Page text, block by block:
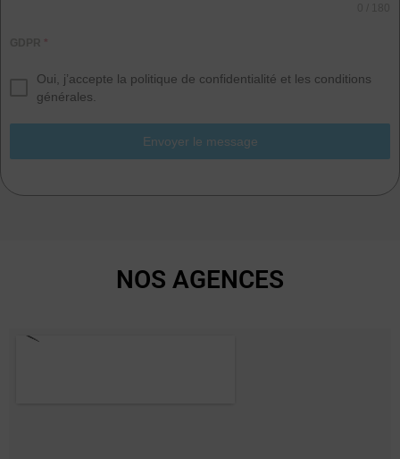
*
Oui, j’accepte la politique de confidentialité et les conditions
générales.
Envoyer le message
NOS AGENCES